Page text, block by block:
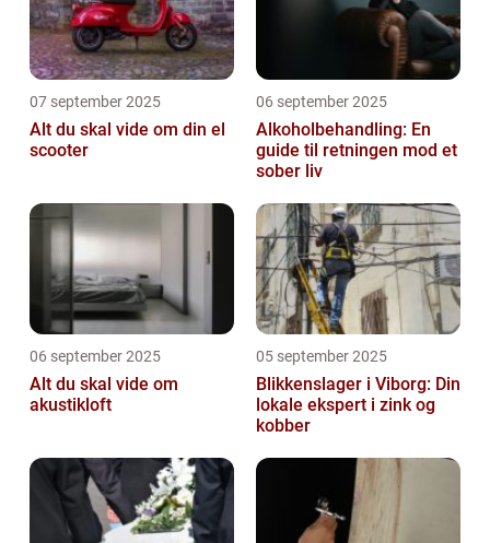
07 september 2025
Alt du skal vide om din el
scooter
06 september 2025
Alkoholbehandling: En
guide til retningen mod et
sober liv
06 september 2025
Alt du skal vide om
akustikloft
05 september 2025
Blikkenslager i Viborg: Din
lokale ekspert i zink og
kobber